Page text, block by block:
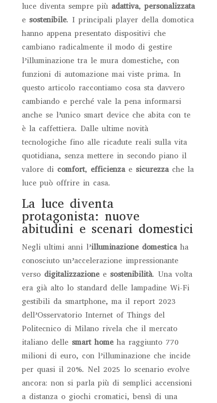
luce diventa sempre più adattiva, personalizzata
e sostenibile. I principali player della domotica
hanno appena presentato dispositivi che
cambiano radicalmente il modo di gestire
l’illuminazione tra le mura domestiche, con
funzioni di automazione mai viste prima. In
questo articolo raccontiamo cosa sta davvero
cambiando e perché vale la pena informarsi
anche se l’unico smart device che abita con te
è la caffettiera. Dalle ultime novità
tecnologiche fino alle ricadute reali sulla vita
quotidiana, senza mettere in secondo piano il
valore di comfort, efficienzae sicurezzache la
luce può offrire in casa.
La luce diventa
protagonista: nuove
abitudini e scenari domestici
Negli ultimi anni l’illuminazione domesticaha
conosciuto un’accelerazione impressionante
verso digitalizzazionee sostenibilità. Una volta
era già alto lo standard delle lampadine Wi-Fi
gestibili da smartphone, ma il report 2023
dell’Osservatorio Internet of Things del
Politecnico di Milano rivela che il mercato
italiano delle smart homeha raggiunto 770
milioni di euro, con l’illuminazione che incide
per quasi il 20%. Nel 2025 lo scenario evolve
ancora: non si parla più di semplici accensioni
a distanza o giochi cromatici, bensì di una